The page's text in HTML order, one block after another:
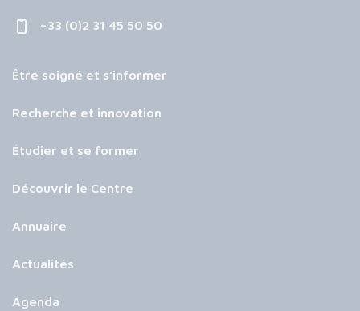
+33 (0)2 31 45 50 50
Être soigné et s’informer
Recherche et innovation
Étudier et se former
Découvrir le Centre
Annuaire
Actualités
Agenda